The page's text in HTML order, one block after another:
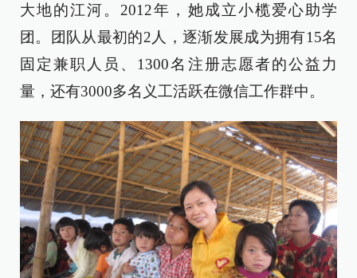
大地的江河。2012年，她成立小榄爱心助学
团。团队从最初的2人，逐渐发展成为拥有15名
固定兼职人员、1300名注册志愿者的公益力
量，还有3000多名义工活跃在微信工作群中。